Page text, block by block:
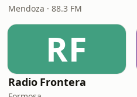
Mendoza · 88.3 FM
RF
Radio Frontera